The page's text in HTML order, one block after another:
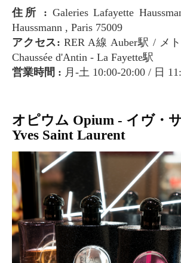
住所 : Galeries Lafayette
Haussmann , Paris 75009
アクセス: RER A線 Auber駅 / メ
Chaussée d'Antin - La Fayette駅
営業時間 : 月-土 10:00-20:00 / 日
オピウム Opium - イヴ・サンローラン
Yves Saint Laurent